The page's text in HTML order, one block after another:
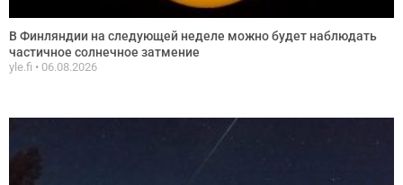
В Финляндии на следующей неделе можно будет наблюдать
частичное солнечное затмение
yle.fi 06.08.2026